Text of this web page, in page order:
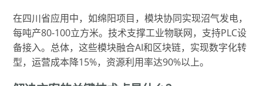
在四川省应用中，如绵阳项目，模块协同实现沼气发电，
每吨产80-100立方米。技术支撑工业物联网，支持PLC设
备接入。总体，这些模块融合AI和区块链，实现数字化转
型，运营成本降15%，资源利用率达90%以上。